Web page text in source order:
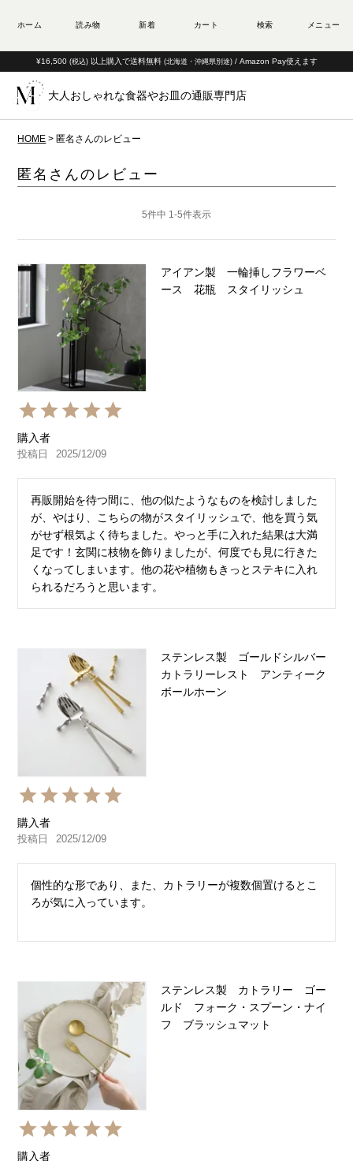
¥16,500 (税込) 以上購入で送料無料 (北海道・沖縄県別途) / Amazon Pay使えます
大人おしゃれな食器やお皿の通販専門店
HOME 匿名さんのレビュー
匿名さんのレビュー
5件中 1-5件表示
アイアン製 一輪挿しフラワーベ
ース 花瓶 スタイリッシュ
購入者
投稿日 2025/12/09
再販開始を待つ間に、他の似たようなものを検討しました
が、やはり、こちらの物がスタイリッシュで、他を買う気
がせず根気よく待ちました。やっと手に入れた結果は大満
足です！玄関に枝物を飾りましたが、何度でも見に行きた
くなってしまいます。他の花や植物もきっとステキに入れ
られるだろうと思います。
ステンレス製 ゴールドシルバー
カトラリーレスト アンティーク
ボールホーン
購入者
投稿日 2025/12/09
個性的な形であり、また、カトラリーが複数個置けるとこ
ステンレス製 カトラリー ゴー
ルド フォーク・スプーン・ナイ
フ ブラッシュマット
購入者